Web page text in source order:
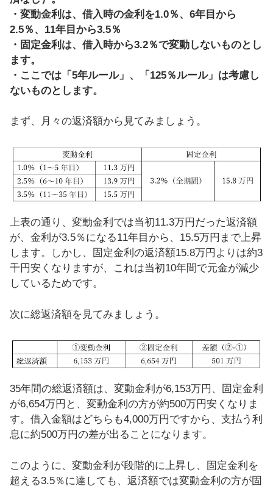
・変動金利は、借入時の金利を1.0％、6年目から
2.5％、11年目から3.5％
・固定金利は、借入時から3.2％で変動しないものとし
ます。
・ここでは「5年ルール」、「125％ルール」は考慮し
ないものとします。
まず、月々の返済額から見てみましょう。
上表の通り、変動金利では当初11.3万円だった返済額
が、金利が3.5％になる11年目から、15.5万円まで上昇
します。しかし、固定金利の返済額15.8万円よりは約3
千円安くなりますが、これは当初10年間で元金が減少
しているためです。
次に総返済額を見てみましょう。
35年間の総返済額は、変動金利が6,153万円、固定金利
が6,654万円と、変動金利の方が約500万円安くなりま
す。借入金額はどちらも4,000万円ですから、支払う利
息に約500万円の差が出ることになります。
このように、変動金利が段階的に上昇し、固定金利を
超える3.5％に達しても、返済額では変動金利の方が固